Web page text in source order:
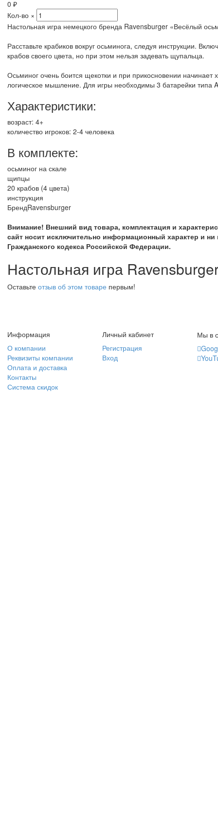
0 ₽
Кол-во ×
Настольная игра немецкого бренда Ravensburger «Весёлый
Расставьте крабиков вокруг осьминога, следуя инструкции.
крабов своего цвета, но при этом нельзя задевать щупальца.
Осьминог очень боится щекотки и при прикосновении начинает
логическое мышление. Для игры необходимы 3 батарейки типа
Характеристики:
возраст: 4+
количество игроков: 2-4 человека
В комплекте:
осьминог на скале
щипцы
20 крабов (4 цвета)
инструкция
БрендRavensburger
Внимание! Внешний вид товара, комплектация и
сайт носит исключительно информационный характер и
Гражданского кодекса Российской Федерации.
Настольная игра
Оставьте отзыв об этом товаре первым!
Информация
О компании
Реквизиты компании
Оплата и доставка
Контакты
Система скидок
Личный кабинет
Регистрация
Вход
Мы в